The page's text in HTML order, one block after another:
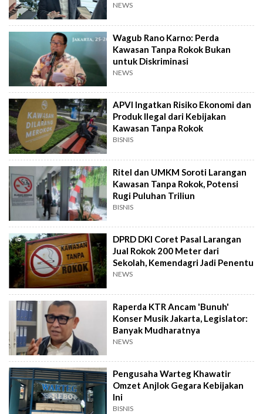
NEWS
Wagub Rano Karno: Perda
Kawasan Tanpa Rokok Bukan
untuk Diskriminasi
NEWS
APVI Ingatkan Risiko Ekonomi dan
Produk Ilegal dari Kebijakan
Kawasan Tanpa Rokok
BISNIS
Ritel dan UMKM Soroti Larangan
Kawasan Tanpa Rokok, Potensi
Rugi Puluhan Triliun
BISNIS
DPRD DKI Coret Pasal Larangan
Jual Rokok 200 Meter dari
Sekolah, Kemendagri Jadi Penentu
NEWS
Raperda KTR Ancam 'Bunuh'
Konser Musik Jakarta, Legislator:
Banyak Mudharatnya
NEWS
Pengusaha Warteg Khawatir
Omzet Anjlok Gegara Kebijakan
Ini
BISNIS